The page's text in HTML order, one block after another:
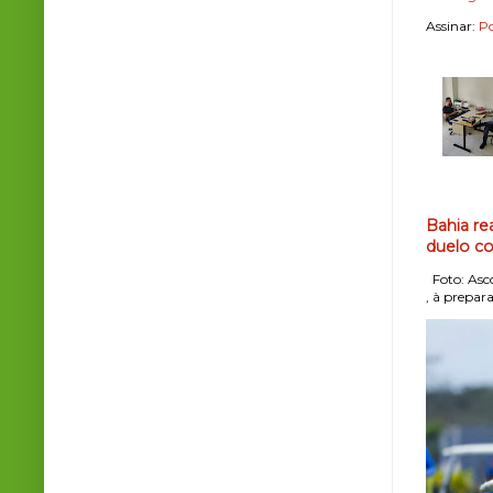
Assinar:
Bahia
duelo
Foto:
, à